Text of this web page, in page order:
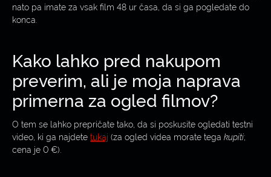
nato pa imate za vsak film 48 ur časa, da si ga pogledate do
konca.
Kako lahko pred nakupom
preverim, ali je moja naprava
primerna za ogled filmov?
O tem se lahko prepričate tako, da si poskusite ogledati testni
video, ki ga najdete tukaj (za ogled videa morate tega kupiti;
cena je 0 €).